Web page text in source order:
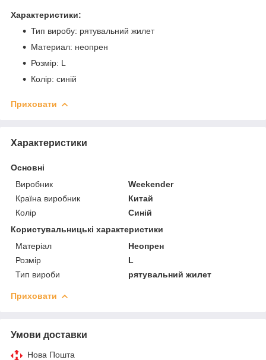
Характеристики:
Тип виробу: рятувальний жилет
Материал: неопрен
Розмір: L
Колір: синій
Приховати
Характеристики
Основні
Виробник
Weekender
Країна виробник
Китай
Колір
Синій
Користувальницькі характеристики
Матеріал
Неопрен
Розмір
L
Тип вироби
рятувальний жилет
Приховати
Умови доставки
Нова Пошта